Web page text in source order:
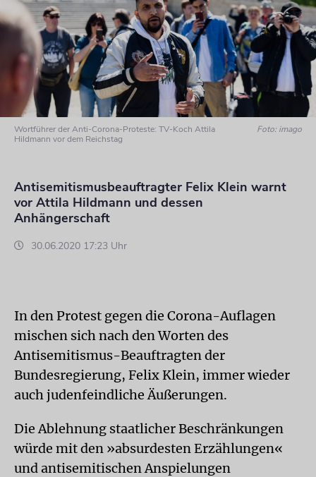
Wortführer der Anti-Corona-Proteste: TV-Koch Attila
Hildmann vor dem Reichstag
Foto: imago
Antisemitismusbeauftragter Felix Klein warnt
vor Attila Hildmann und dessen
Anhängerschaft
30.06.2020 17:23 Uhr
In den Protest gegen die Corona-Auflagen
mischen sich nach den Worten des
Antisemitismus-Beauftragten der
Bundesregierung, Felix Klein, immer wieder
auch judenfeindliche Äußerungen.
Die Ablehnung staatlicher Beschränkungen
würde mit den »absurdesten Erzählungen«
und antisemitischen Anspielungen